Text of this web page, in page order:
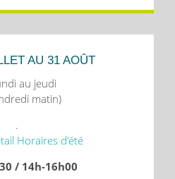
AU 31 AOÛT
au jeudi
matin)
.
Horaires d’été
/ 14h-16h00